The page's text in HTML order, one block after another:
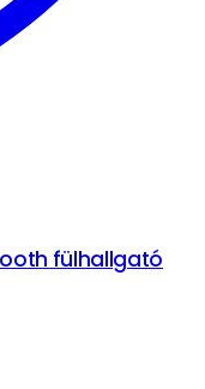
fülhallgató